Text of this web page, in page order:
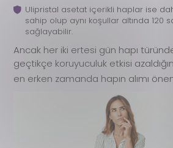
Ulipristal asetat içerikli haplar ise
sahip olup aynı koşullar altında 120
sağlayabilir.
Ancak her iki ertesi gün hapı
geçtikçe koruyuculuk etkisi
en erken zamanda hapın alımı